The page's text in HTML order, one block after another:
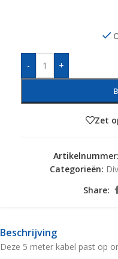
- +
Zet
Artikelnummer:
Categorieën:
Share:
Beschrijving
Deze 5 meter kabel past op